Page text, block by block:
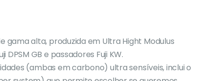
gama alta, produzida em Ultra Hight Modulus
GB e passadores Fuji KW.
(ambas em carbono) ultra sensíveis, inclui o